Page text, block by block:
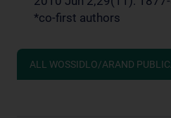
*co-first authors
ALL WOSSIDLO/ARAND